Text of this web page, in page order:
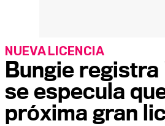
Bungie
se especula
próxima gran
NUEVA LICENCIA